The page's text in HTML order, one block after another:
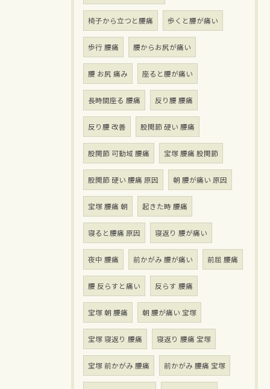
椅子から立つと腰痛 歩くと腰が痛い
歩行 腰痛 腰からお尻が痛い
腰 お尻 痛み 座ると腰が痛い
長時間座る 腰痛 反り腰 腰痛
反り腰 改善 股関節 硬い 腰痛
股関節 可動域 腰痛 宝塚 腰痛 股関節
股関節 硬い 腰痛 原因 朝 腰が痛い 原因
宝塚 腰痛 朝 起きた時 腰痛
寝ると腰痛 原因 寝返り 腰が痛い
夜中 腰痛 前かがみ 腰が痛い 前屈 腰痛
腰 反らすと痛い 反らす 腰痛
宝塚 朝 腰痛 朝 腰が痛い 宝塚
宝塚 寝返り 腰痛 寝返り 腰痛 宝塚
宝塚 前かがみ 腰痛 前かがみ 腰痛 宝塚